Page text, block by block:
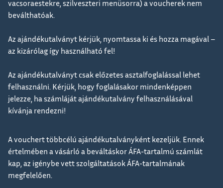
vacsoraestekre, szilveszteri menüsorra) a voucherek nem
beválthatóak.
Az ajándékutalványt kérjük, nyomtassa ki és hozza magával –
az kizárólag így használható fel!
Az ajándékutalványt csak előzetes asztalfoglalással lehet
felhasználni. Kérjük, hogy foglalásakor mindenképpen
jelezze, ha számláját ajándékutalvány felhasználásával
kívánja rendezni!
A vouchert többcélú ajándékutalványként kezeljük. Ennek
értelmében a vásárló a beváltáskor ÁFA-tartalmú számlát
kap, az igénybe vett szolgáltatások ÁFA-tartalmának
megfelelően.